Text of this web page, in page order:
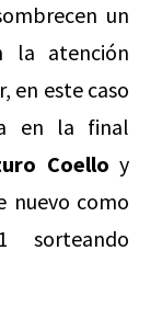
un
la atención
en este caso
en la final
Coello y
nuevo como
sorteando